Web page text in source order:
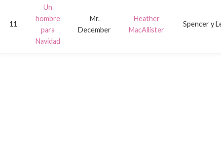
11
Un
hombre
para
Navidad
Mr.
December
Heather
MacAllister
Spencer y